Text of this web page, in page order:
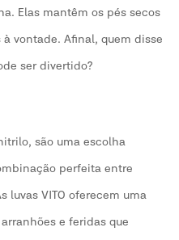
Elas mantêm os pés secos
vontade. Afinal, quem disse
ser divertido?
são uma escolha
perfeita entre
luvas VITO oferecem uma
e feridas que